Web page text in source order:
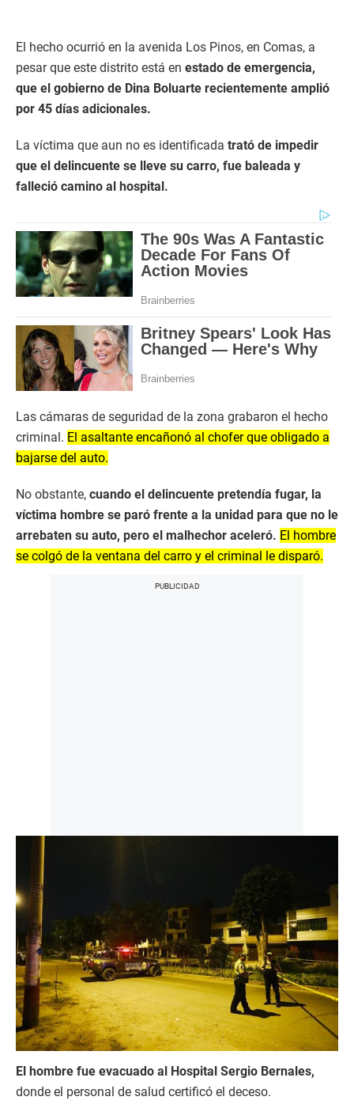
El hecho ocurrió en la avenida Los Pinos, en Comas, a
pesar que este distrito está en estado de emergencia,
que el gobierno de Dina Boluarte recientemente amplió
por 45 días adicionales.
La víctima que aun no es identificada trató de impedir
que el delincuente se lleve su carro, fue baleada y
falleció camino al hospital.
Las cámaras de seguridad de la zona grabaron el hecho
criminal. El asaltante encañonó al chofer que obligado a
bajarse del auto.
No obstante, cuando el delincuente pretendía fugar, la
víctima hombre se paró frente a la unidad para que no le
arrebaten su auto, pero el malhechor aceleró. El hombre
se colgó de la ventana del carro y el criminal le disparó.
El hombre fue evacuado al Hospital Sergio Bernales,
donde el personal de salud certificó el deceso.